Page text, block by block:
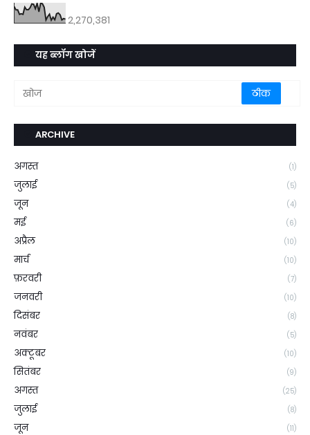
2,270,381
यह ब्लॉग खोजें
ARCHIVE
अगस्त (1)
जुलाई (5)
जून (4)
मई (6)
अप्रैल (10)
मार्च (10)
फ़रवरी (7)
जनवरी (10)
दिसंबर (8)
नवंबर (5)
अक्टूबर (10)
सितंबर (9)
अगस्त (25)
जुलाई (8)
जून (11)